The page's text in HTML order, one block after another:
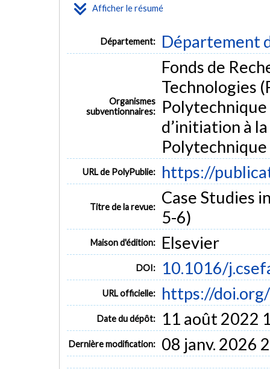
Afficher le résumé
the material properties, the stress amplitude that
400 MPa. Several considerations, both
optimized in order to reduce the stress
MOTS CLÉS
Fractographic analysis Locking
Département: Département
Organismes
subventionnaires:
Fonds de
Technologies
d’initiation à
URL de PolyPublie: https://
Titre de la revue:
Case Studies
5-6)
Maison d'édition: Elsevier
DOI: 10.1016/
URL officielle: https://
Date du dépôt: 11 août 2022
Dernière modification: 08 janv. 2026